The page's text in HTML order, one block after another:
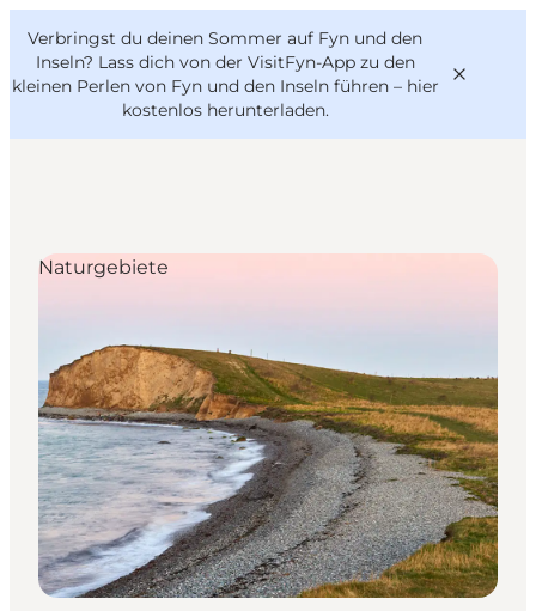
Verbringst du deinen Sommer auf Fyn und den
Inseln? Lass dich von der VisitFyn-App zu den
kleinen Perlen von Fyn und den Inseln führen – hier
kostenlos herunterladen.
Reise Ideen
Übernachtung
VisitFyn
Deutsch
Naturgebiete